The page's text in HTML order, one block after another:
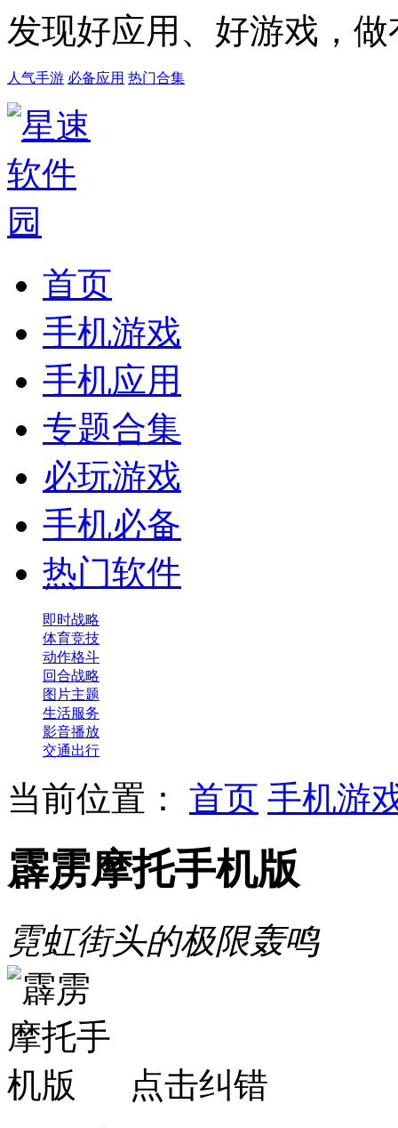
发现好应用、好游戏，
人气手游 必备应用 热门合集
首页
手机游戏
手机应用
专题合集
必玩游戏
手机必备
热门软件
即时战略
体育竞技
动作格斗
回合战略
图片主题
生活服务
影音播放
交通出行
当前位置： 首页 手机游
霹雳摩托手机版
霓虹街头的极限轰鸣
点击纠错